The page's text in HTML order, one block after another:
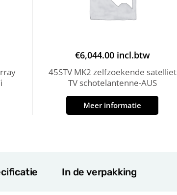
€6,044.00 incl.btw
45STV MK2 zelfzoekende satelliet
TV schotelantenne-AUS
Meer informatie
In de verpakking